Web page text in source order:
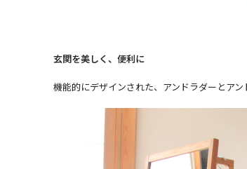
玄関を美しく、便利に
機能的にデザインされた、アンドラダーとア